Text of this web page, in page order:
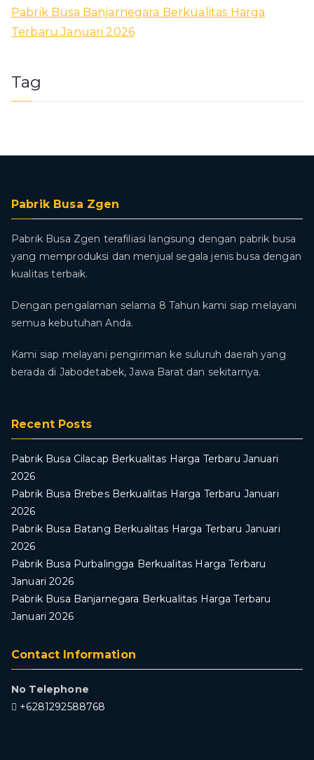
Pabrik Busa Banjarnegara Berkualitas Harga
Terbaru Januari 2026
Tag
Pabrik Busa Zgen
Pabrik Busa Zgen terafiliasi langsung dengan pabrik busa
yang memproduksi dan menjual segala jenis busa dengan
kualitas terbaik.
Dengan pengalaman selama 8 Tahun kami siap melayani
semua kebutuhan Anda.
Kami siap melayani pengiriman ke suluruh daerah yang
berada di Jabodetabek, Jawa Barat dan sekitarnya.
Recent Posts
Pabrik Busa Cilacap Berkualitas Harga Terbaru Januari
2026
Pabrik Busa Brebes Berkualitas Harga Terbaru Januari
2026
Pabrik Busa Batang Berkualitas Harga Terbaru Januari
2026
Pabrik Busa Purbalingga Berkualitas Harga Terbaru
Januari 2026
Pabrik Busa Banjarnegara Berkualitas Harga Terbaru
Januari 2026
Contact Information
No Telephone
+6281292588768